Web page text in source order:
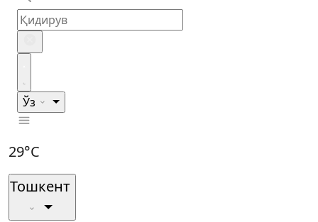
Ўз
29°C
Тошкент